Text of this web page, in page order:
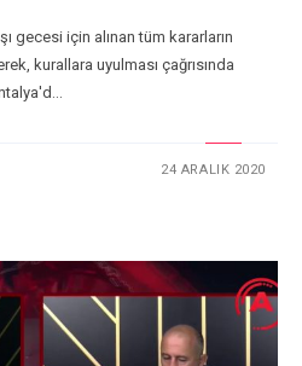
gecesi için alınan tüm kararların
kurallara uyulması çağrısında
24 ARALIK 2020